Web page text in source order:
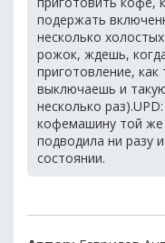
подержать
несколько
рожок, ждешь,
приготовление,
выключаешь и
несколько
кофемашину той
подводила ни разу
состоянии.